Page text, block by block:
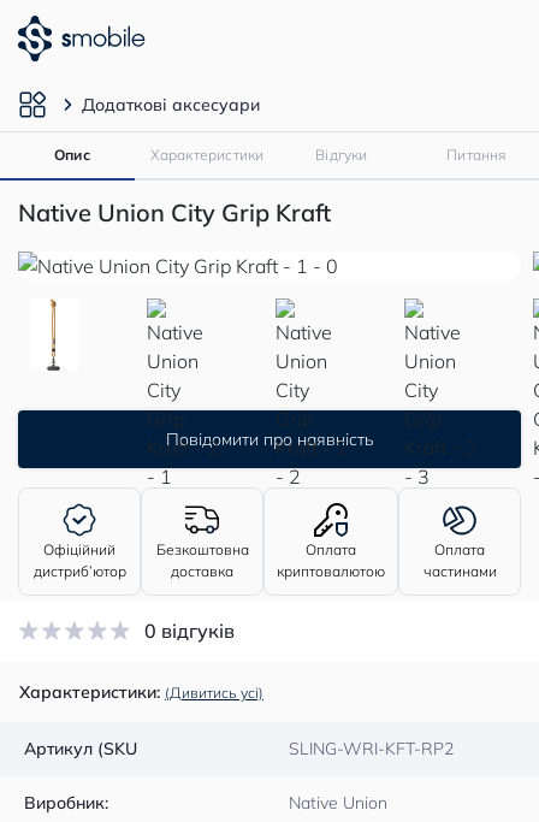
Додаткові аксесуари
Опис Характеристики Відгуки Питання
Native Union City Grip Kraft
Повідомити про наявність
Офіційний
дистриб’ютор
Безкоштовна
доставка
Оплата
криптовалютою
Оплата
частинами
0 відгуків
Характеристики: (Дивитись усі)
Артикул (SKU SLING-WRI-KFT-RP2
Виробник: Native Union